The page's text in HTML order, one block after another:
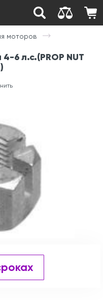
моторов
6 л.с.(PROP NUT